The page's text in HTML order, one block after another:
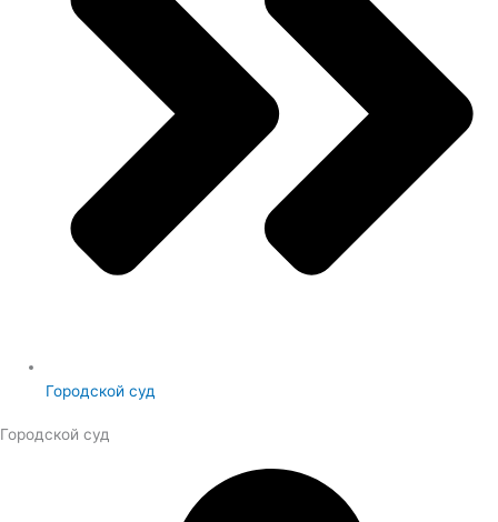
Городской суд
Городской суд